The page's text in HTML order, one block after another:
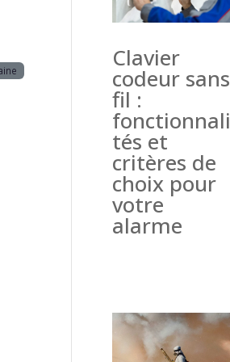
Clavier
codeur sans
fil :
fonctionnali
tés et
critères de
choix pour
votre
alarme